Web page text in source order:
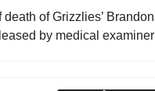
death of Grizzlies’ Brandon
by medical examiner